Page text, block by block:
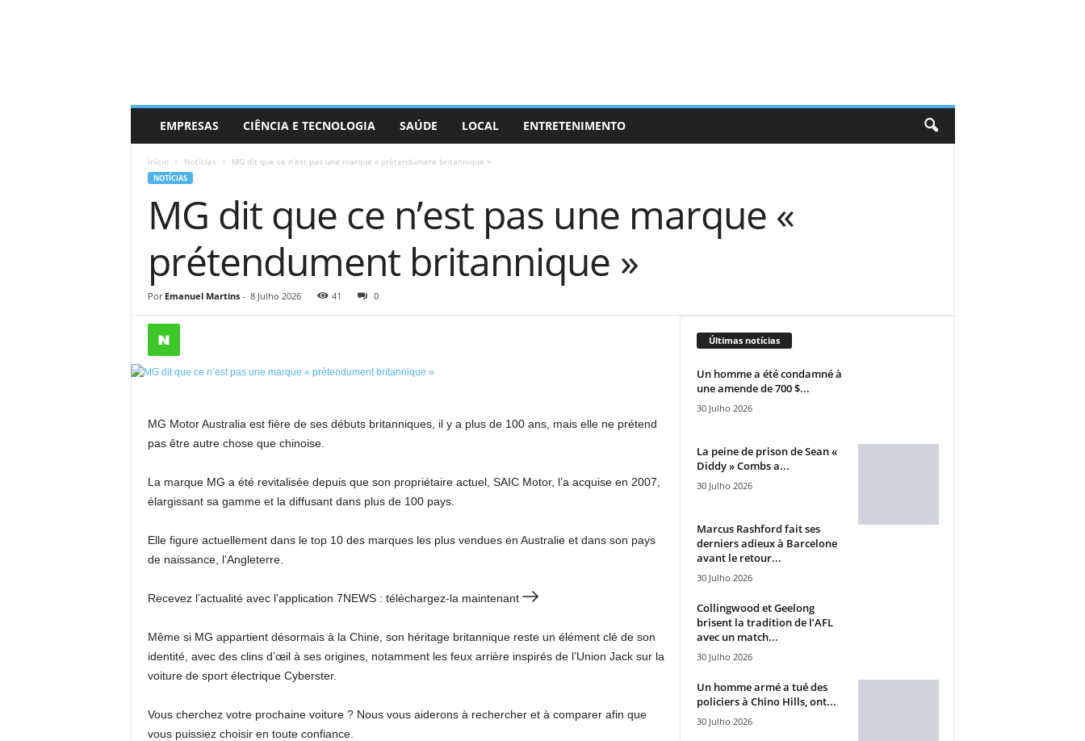
EMPRESAS CIÊNCIA E TECNOLOGIA SAÚDE LOCAL ENTRETENIMENTO
Início Notícias MG dit que ce n’est pas une marque « prétendument britannique »
NOTÍCIAS
MG dit que ce n’est pas une marque «
prétendument britannique »
Por Emanuel Martins- 8 Julho 2026 41 0
MG Motor Australia est fière de ses débuts britanniques, il y a plus de 100 ans, mais elle ne prétend
pas être autre chose que chinoise.
La marque MG a été revitalisée depuis que son propriétaire actuel, SAIC Motor, l’a acquise en 2007,
élargissant sa gamme et la diffusant dans plus de 100 pays.
Elle figure actuellement dans le top 10 des marques les plus vendues en Australie et dans son pays
de naissance, l’Angleterre.
Recevez l’actualité avec l’application 7NEWS : téléchargez-la maintenant
Même si MG appartient désormais à la Chine, son héritage britannique reste un élément clé de son
identité, avec des clins d’œil à ses origines, notamment les feux arrière inspirés de l’Union Jack sur la
voiture de sport électrique Cyberster.
Vous cherchez votre prochaine voiture ? Nous vous aiderons à rechercher et à comparer afin que
vous puissiez choisir en toute confiance.
Últimas notícias
Un homme a été condamné à
une amende de 700 $...
30 Julho 2026
La peine de prison de Sean «
Diddy » Combs a...
30 Julho 2026
Marcus Rashford fait ses
derniers adieux à Barcelone
avant le retour...
30 Julho 2026
Collingwood et Geelong
brisent la tradition de l’AFL
avec un match...
30 Julho 2026
Un homme armé a tué des
policiers à Chino Hills, ont...
30 Julho 2026